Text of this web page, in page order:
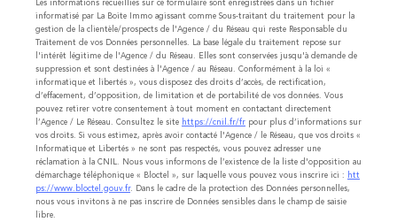
Les informations recueillies sur ce formulaire sont enregistrées dans un fichier
informatisé par La Boite Immo agissant comme Sous-traitant du traitement pour la
gestion de la clientèle/prospects de l'Agence / du Réseau qui reste Responsable du
Traitement de vos Données personnelles. La base légale du traitement repose sur
l'intérêt légitime de l'Agence / du Réseau. Elles sont conservées jusqu'à demande de
suppression et sont destinées à l'Agence / au Réseau. Conformément à la loi «
informatique et libertés », vous disposez des droits d’accès, de rectification,
d’effacement, d’opposition, de limitation et de portabilité de vos données. Vous
pouvez retirer votre consentement à tout moment en contactant directement
l’Agence / Le Réseau. Consultez le site https://cnil.fr/fr pour plus d’informations sur
vos droits. Si vous estimez, après avoir contacté l'Agence / le Réseau, que vos droits «
Informatique et Libertés » ne sont pas respectés, vous pouvez adresser une
réclamation à la CNIL. Nous vous informons de l’existence de la liste d'opposition au
démarchage téléphonique « Bloctel », sur laquelle vous pouvez vous inscrire ici : htt
ps://www.bloctel.gouv.fr. Dans le cadre de la protection des Données personnelles,
nous vous invitons à ne pas inscrire de Données sensibles dans le champ de saisie
libre.